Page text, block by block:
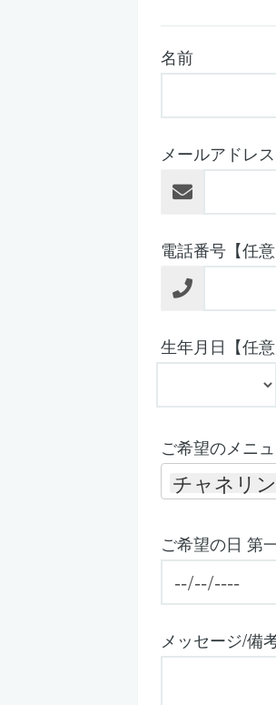
名前
メールアドレス
電話番号【任意
生年月日【任意
ご希望のメニ
チャネリ
ご希望の日 第
メッセージ/備